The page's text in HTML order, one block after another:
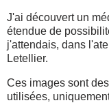
J'ai découvert un
étendue de
j'attendais, dans
Letellier.
Ces images sont
utilisées,